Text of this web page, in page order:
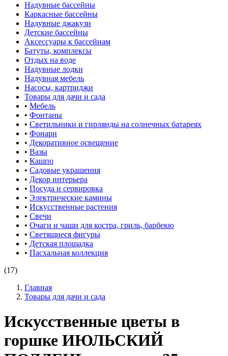
Надувные бассейны
Каркасные бассейны
Надувные джакузи
Детские бассейны
Аксессуары к бассейнам
Батуты, комплексы
Отдых на воде
Надувные лодки
Надувная мебель
Насосы, картриджи
Товары для дачи и сада
• Мебель
• Фонтаны
• Светильники и гирлянды на солнечных батареях
• Фонари
• Декоративное освещение
• Вазы
• Кашпо
• Садовые украшения
• Декор интерьера
• Посуда и сервировка
• Электрические камины
• Искусственные растения
• Свечи
• Очаги и чаши для костра, гриль, барбекю
• Светящиеся фигуры
• Детская площадка
• Пасхальная коллекция
(17)
Главная
Товары для дачи и сада
Искусственные цветы в
горшке ИЮЛЬСКИЙ